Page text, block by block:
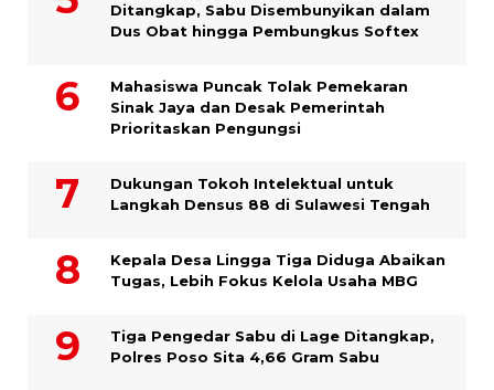
Ditangkap, Sabu Disembunyikan dalam
Dus Obat hingga Pembungkus Softex
Mahasiswa Puncak Tolak Pemekaran
Sinak Jaya dan Desak Pemerintah
Prioritaskan Pengungsi
Dukungan Tokoh Intelektual untuk
Langkah Densus 88 di Sulawesi Tengah
Kepala Desa Lingga Tiga Diduga Abaikan
Tugas, Lebih Fokus Kelola Usaha MBG
Tiga Pengedar Sabu di Lage Ditangkap,
Polres Poso Sita 4,66 Gram Sabu